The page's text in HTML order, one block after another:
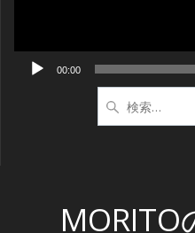
00:00
索:
MORITO